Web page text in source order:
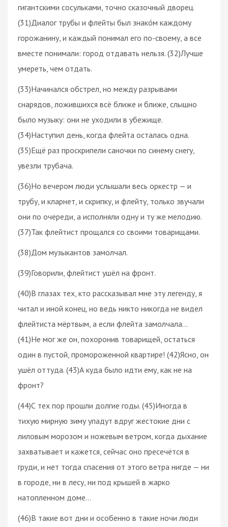
гигантскими сосульками, точно сказочный дворец.
(31)Диалог трубы и флейты был знако́м каждому
горожанину, и каждый понимал его по-своему, а все
вместе понимали: город отдавать нельзя. (32)Лучше
умереть, чем отдать.
(33)Начинался обстрел, но между разрывами
снарядов, ложившихся всё ближе и ближе, слышно
было музыку: они не уходили в убежище.
(34)Наступил день, когда флейта осталась одна.
(35)Ещё раз проскрипели саночки по синему снегу,
увезли трубача.
(36)Но вечером люди услышали весь оркестр — и
трубу, и кларнет, и скрипку, и флейту, только звучали
они по очереди, а исполняли одну и ту же мелодию.
(37)Так флейтист прощался со своими товарищами.
(38)Дом музыкантов замолчал.
(39)Говорили, флейтист ушёл на фронт.
(40)В глазах тех, кто рассказывал мне эту легенду, я
читал и иной конец, но ведь никто никогда не видел
флейтиста мёртвым, а если флейта замолчала…
(41)Не мог же он, похоронив товарищей, остаться
один в пустой, промороженной квартире! (42)Ясно, он
ушёл оттуда. (43)А куда было идти ему, как не на
фронт?
(44)С тех пор прошли долгие годы. (45)Иногда в
тихую мирную зиму упадут вдруг жестокие дни с
лиловым морозом и ножевым ветром, когда дыхание
захватывает и кажется, сейчас оно пресечётся в
груди, и нет тогда спасения от этого ветра нигде — ни
в городе, ни в лесу, ни под крышей в жарко
натопленном доме…
(46)В такие вот дни и особенно в такие ночи люди